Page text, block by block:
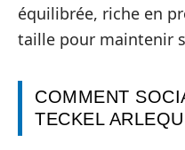
équilibrée, riche en
taille pour maintenir
COMMENT
TECKEL